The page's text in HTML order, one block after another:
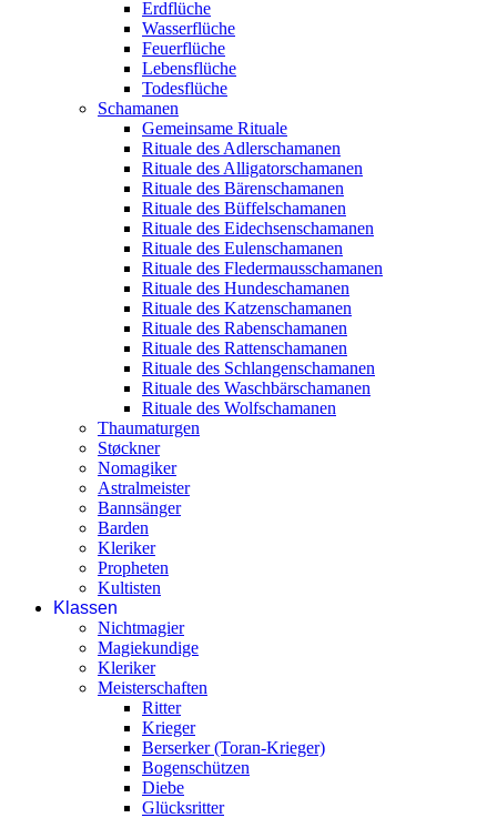
Erdflüche
Wasserflüche
Feuerflüche
Lebensflüche
Todesflüche
Schamanen
Gemeinsame Rituale
Rituale des Adlerschamanen
Rituale des Alligatorschamanen
Rituale des Bärenschamanen
Rituale des Büffelschamanen
Rituale des Eidechsenschamanen
Rituale des Eulenschamanen
Rituale des Fledermausschamanen
Rituale des Hundeschamanen
Rituale des Katzenschamanen
Rituale des Rabenschamanen
Rituale des Rattenschamanen
Rituale des Schlangenschamanen
Rituale des Waschbärschamanen
Rituale des Wolfschamanen
Thaumaturgen
Støckner
Nomagiker
Astralmeister
Bannsänger
Barden
Kleriker
Propheten
Kultisten
Klassen
Nichtmagier
Magiekundige
Kleriker
Meisterschaften
Ritter
Krieger
Berserker (Toran-Krieger)
Bogenschützen
Diebe
Glücksritter